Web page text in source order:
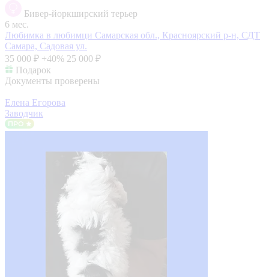
Бивер-йоркширский терьер
6 мес.
Любимка в любимци Самарская обл., Красноярский р-н, СДТ
Самара, Садовая ул.
35 000 ₽ +40% 25 000 ₽
Подарок
Документы проверены
Елена Егорова
Заводчик